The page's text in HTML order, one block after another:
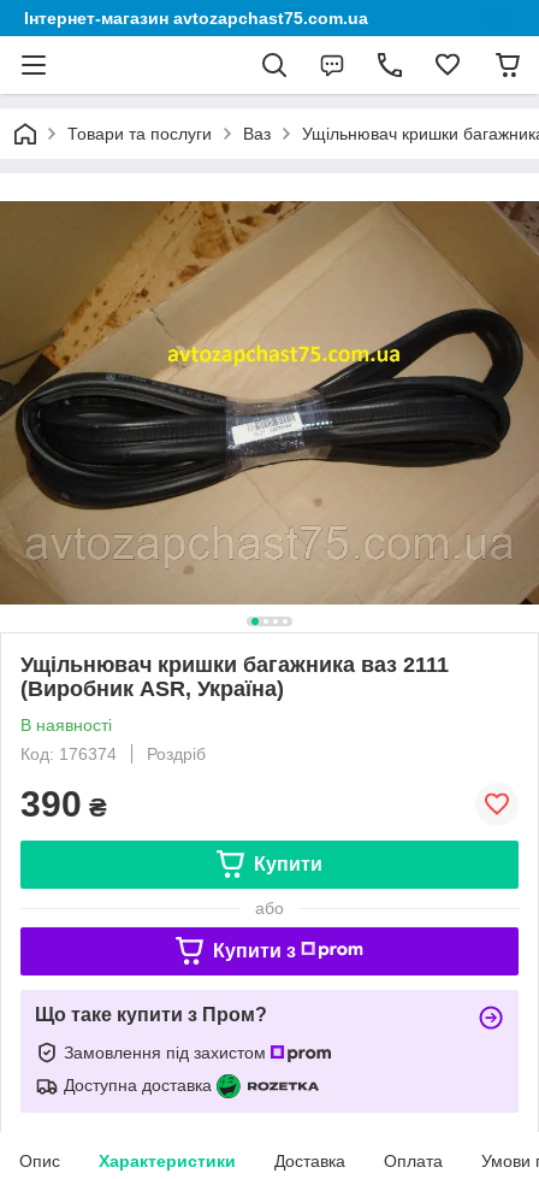
Інтернет-магазин avtozapchast75.com.ua
Товари та послуги Ваз Ущільнювач кришки
Ущільнювач кришки багажника ваз 2111
(Виробник ASR, Україна)
В наявності
Код: 176374
Роздріб
390 ₴
Купити
або
Купити з
Що таке купити з Пром?
Замовлення під захистом
Доступна доставка
Опис Характеристики Доставка Оплата Умови